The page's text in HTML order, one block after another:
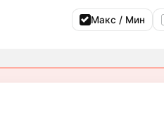
Макс / Мин